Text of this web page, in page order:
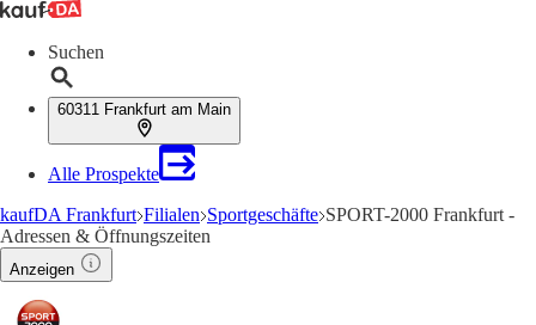
Suchen
60311 Frankfurt am Main
Alle Prospekte
kaufDA Frankfurt Filialen Sportgeschäfte SPORT-2000 Frankfurt -
Adressen & Öffnungszeiten
Anzeigen